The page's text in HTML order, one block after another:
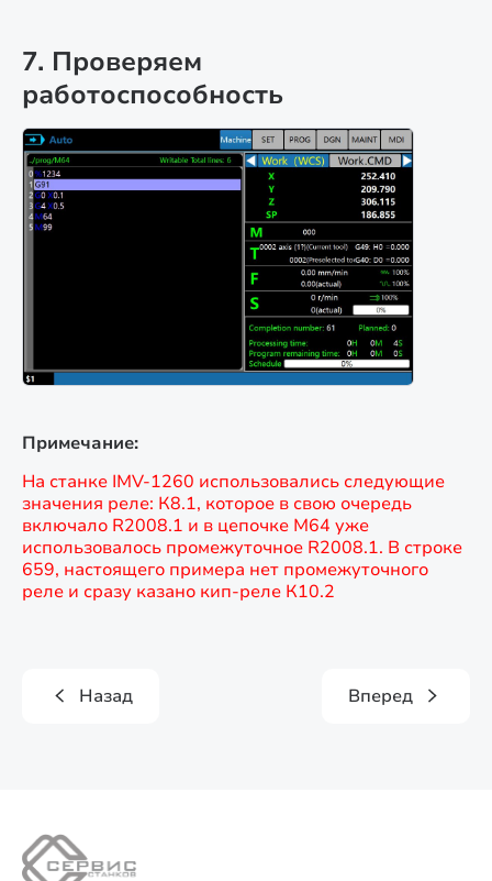
7. Проверяем
работоспособность
Примечание:
На станке IMV-1260 использовались следующие
значения реле: К8.1, которое в свою очередь
включало R2008.1 и в цепочке М64 уже
использовалось промежуточное R2008.1. В строке
659, настоящего примера нет промежуточного
реле и сразу казано кип-реле К10.2
Назад Вперед